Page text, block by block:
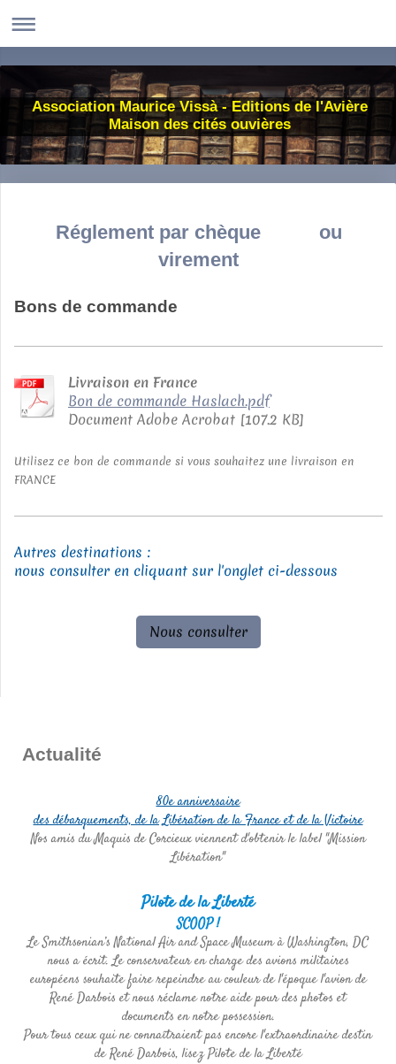
Association Maurice Vissà - Editions de l'Avière
Maison des cités ouvières
Réglement par chèque ou
virement
Bons de commande
Livraison en France
Bon de commande Haslach.pdf
Document Adobe Acrobat [107.2 KB]
Utilisez ce bon de commande si vous souhaitez une livraison en
FRANCE
Autres destinations :
nous consulter en cliquant sur l'onglet ci-dessous
Nous consulter
Actualité
80e anniversaire
des débarquements, de la Libération de la France et de la Victoire
Nos amis du Maquis de Corcieux viennent d'obtenir le label "Mission
Libération"
Pilote de la Liberté
SCOOP !
Le Smithsonian’s National Air and Space Museum à Washington, DC
nous a écrit. Le conservateur en charge des avions militaires
européens souhaite faire repeindre au couleur de l'époque l'avion de
René Darbois et nous réclame notre aide pour des photos et
documents en notre possession.
Pour tous ceux qui ne connaîtraient pas encore l'extraordinaire destin
de René Darbois, lisez Pilote de la Liberté